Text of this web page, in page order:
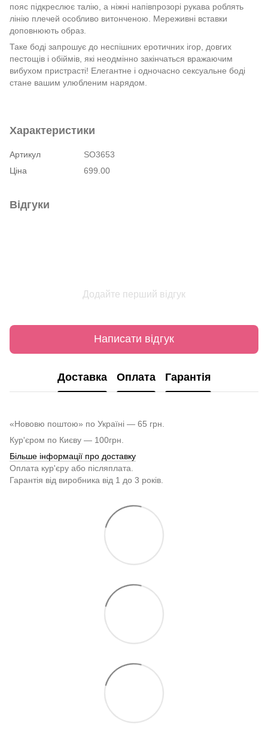
пояс підкреслює талію, а ніжні напівпрозорі рукава роблять
лінію плечей особливо витонченою. Мереживні вставки
доповнюють образ.
Таке боді запрошує до неспішних еротичних ігор, довгих
пестощів і обіймів, які неодмінно закінчаться вражаючим
вибухом пристрасті! Елегантне і одночасно сексуальне боді
стане вашим улюбленим нарядом.
Характеристики
Артикул
SO3653
Ціна
699.00
Відгуки
Додайте перший відгук
Написати відгук
Доставка Оплата Гарантія
«Нововю поштою» по Україні — 65 грн.
Кур'єром по Києву — 100грн.
Більше інформації про доставку
Оплата кур'єру або післяплата.
Гарантія від виробника від 1 до 3 років.